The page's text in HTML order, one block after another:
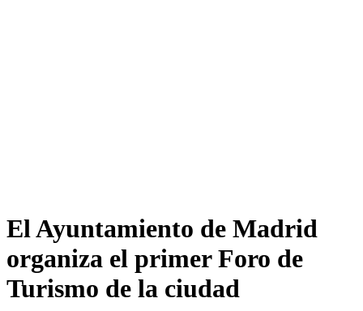
El Ayuntamiento de Madrid
organiza el primer Foro de
Turismo de la ciudad